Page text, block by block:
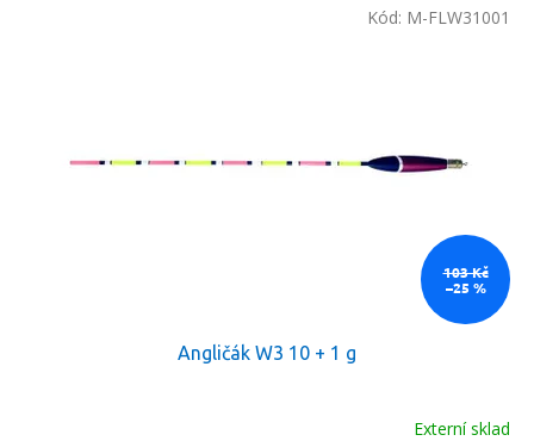
103 Kč
–25 %
Angličák W3 10 + 1 g
Externí sklad
Kód: M-FLW31001